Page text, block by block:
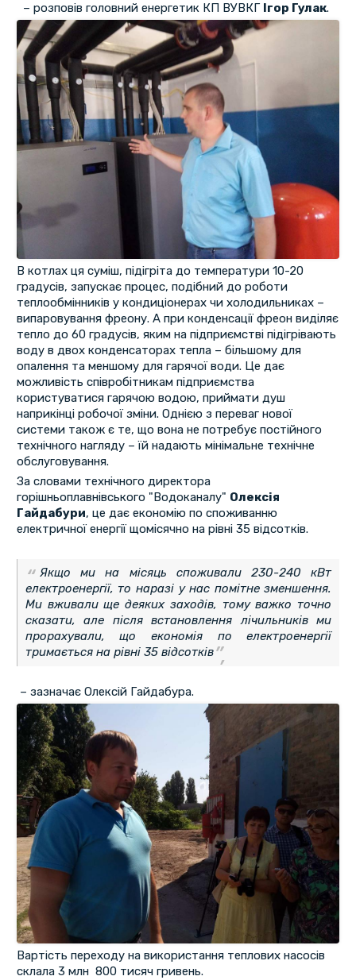
– розповів головний енергетик КП ВУВКГ Ігор Гулак.
В котлах ця суміш, підігріта до температури 10-20
градусів, запускає процес, подібний до роботи
теплообмінників у кондиціонерах чи холодильниках –
випаровування фреону. А при конденсації фреон виділяє
тепло до 60 градусів, яким на підприємстві підігрівають
воду в двох конденсаторах тепла – більшому для
опалення та меншому для гарячої води. Це дає
можливість співробітникам підприємства
користуватися гарячою водою, приймати душ
наприкінці робочої зміни. Однією з переваг нової
системи також є те, що вона не потребує постійного
технічного нагляду – їй надають мінімальне технічне
обслуговування.
За словами технічного директора
горішньоплавнівського "Водоканалу" Олексія
Гайдабури, це дає економію по споживанню
електричної енергії щомісячно на рівні 35 відсотків.
Якщо ми на місяць споживали 230-240 кВт
електроенергії, то наразі у нас помітне зменшення.
Ми вживали ще деяких заходів, тому важко точно
сказати, але після встановлення лічильників ми
прорахували, що економія по електроенергії
тримається на рівні 35 відсотків
– зазначає Олексій Гайдабура.
Вартість переходу на використання теплових насосів
склала 3 млн 800 тисяч гривень.